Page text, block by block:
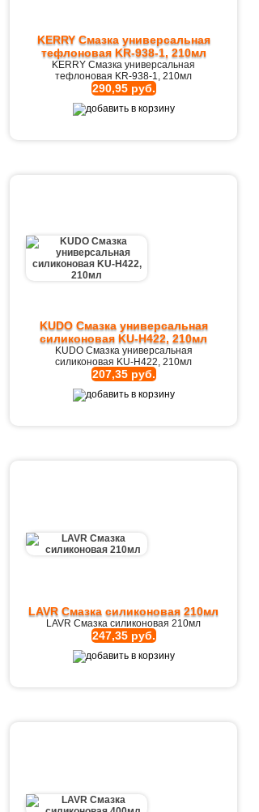
KERRY Смазка универсальная
тефлоновая KR-938-1, 210мл
KERRY Смазка универсальная
тефлоновая KR-938-1, 210мл
290,95 руб.
KUDO Смазка универсальная
силиконовая KU-H422, 210мл
KUDO Смазка универсальная
силиконовая KU-H422, 210мл
207,35 руб.
LAVR Cмазка cиликоновая 210мл
LAVR Cмазка cиликоновая 210мл
247,35 руб.